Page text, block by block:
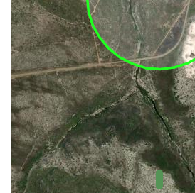
Hidrografia
1:1.000.000
(ANA)
Biomas
(IBGE)
Vegetação
(IBGE)
Rodovias
(IBGE)
Relevo